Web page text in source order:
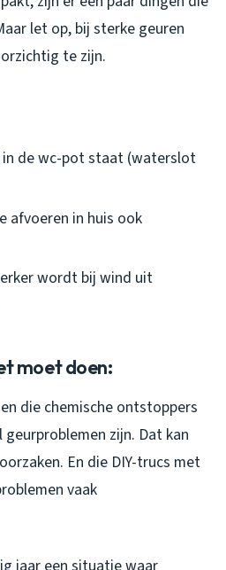
let op, bij sterke geuren
te zijn.
de wc-pot staat (waterslot
afvoeren in huis ook
wordt bij wind uit
moet doen:
die chemische ontstoppers
zijn. Dat kan
En die DIY-trucs met
vaak